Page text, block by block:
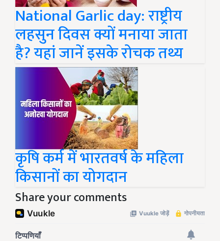
National Garlic day: राष्ट्रीय
लहसुन दिवस क्यों मनाया जाता
है? यहां जानें इसके रोचक तथ्य
कृषि कर्म में भारतवर्ष के महिला
किसानों का योगदान
Share your comments